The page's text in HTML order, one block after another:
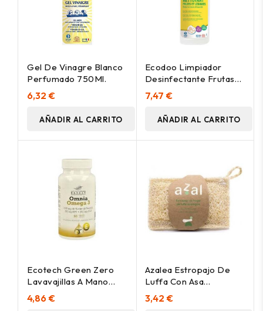
Gel De Vinagre Blanco
Perfumado 750Ml.
6,32 €
AÑADIR AL CARRITO
Ecodoo Limpiador
Desinfectante Frutas
750Ml
7,47 €
AÑADIR AL CARRITO
Ecotech Green Zero
Lavavajillas A Mano
Concentrado Bio 750Ml
4,86 €
Azalea Estropajo De
Luffa Con Asa
Ergonomico 12X7Cm
1Ud
3,42 €